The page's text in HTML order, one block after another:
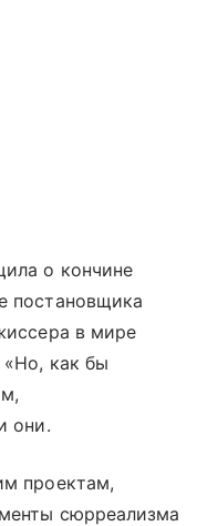
о кончине
постановщика
в мире
«Но, как бы
они.
проектам,
сюрреализма